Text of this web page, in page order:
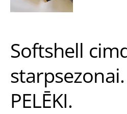
Softshell
PELĒKI.